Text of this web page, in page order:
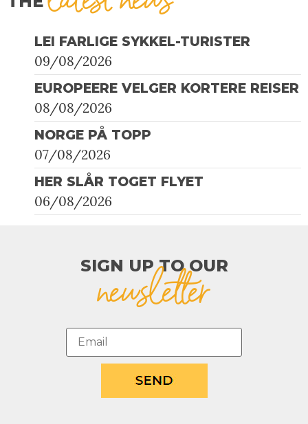
LEI FARLIGE SYKKEL-TURISTER
09/08/2026
EUROPEERE VELGER KORTERE REISER
08/08/2026
NORGE PÅ TOPP
07/08/2026
HER SLÅR TOGET FLYET
06/08/2026
SIGN UP TO OUR​
newsletter